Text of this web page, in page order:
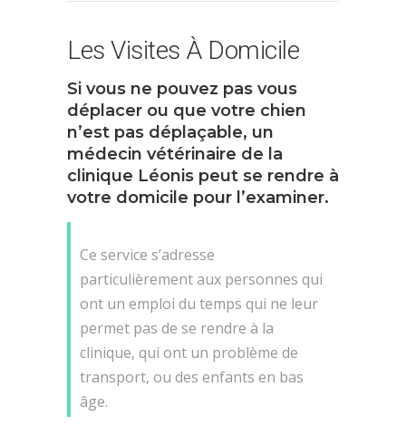
Les Visites À Domicile
Si vous ne pouvez pas vous
déplacer ou que votre chien
n’est pas déplaçable, un
médecin vétérinaire de la
clinique Léonis peut se rendre à
votre domicile pour l’examiner.
Ce service s’adresse
particulièrement aux personnes qui
ont un emploi du temps qui ne leur
permet pas de se rendre à la
clinique, qui ont un problème de
transport, ou des enfants en bas
âge.